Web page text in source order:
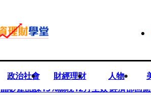
政治社會 財經理財 人物
矽產品課15%關稅12月生效 經濟部回應